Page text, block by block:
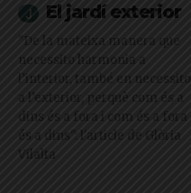
El jardí exterior
"De la mateixa manera que
necessito harmonia a
l’interior, també en necessito
a l’exterior, perquè com és a
dins és a fora i com és a fora
és a dins": l'article de Glòria
Vilalta